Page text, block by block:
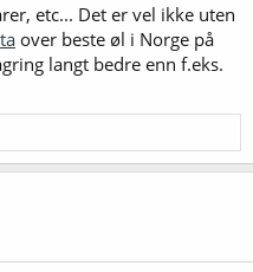
etc... Det er vel ikke uten
over beste øl i Norge på
langt bedre enn f.eks.